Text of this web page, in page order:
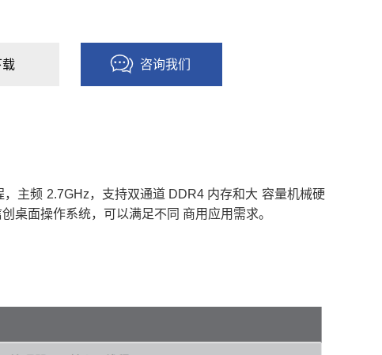
咨询我们
主频 2.7GHz，支持双通道 DDR4 内存和大 容量机械硬
桌面操作系统，可以满足不同 商用应用需求。